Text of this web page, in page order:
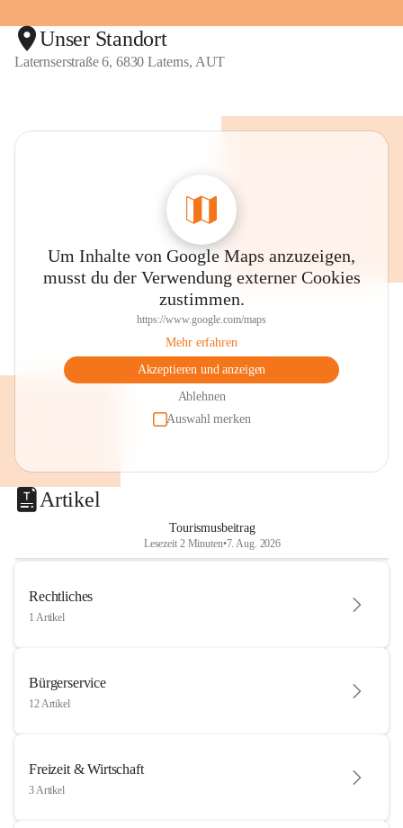
Unser Standort
Laternserstraße 6, 6830 Laterns, AUT
Um Inhalte von Google Maps anzuzeigen,
musst du der Verwendung externer Cookies
zustimmen.
https://www.google.com/maps
Mehr erfahren
Akzeptieren und anzeigen
Ablehnen
Auswahl merken
Artikel
Tourismusbeitrag
Lesezeit 2 Minuten•7. Aug. 2026
Rechtliches
1 Artikel
Bürgerservice
12 Artikel
Freizeit & Wirtschaft
3 Artikel